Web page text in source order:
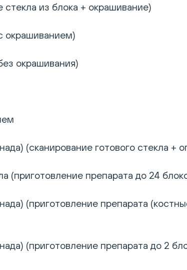
из блока + окрашивание)
окрашиванием)
окрашивания)
(сканирование готового стекла +
(приготовление препарата до 24
(приготовление препарата
(приготовление препарата до 2